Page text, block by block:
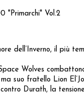
"Primarchi" Vol.2
dell’Inverno, il più
Wolves
suo fratello Lion
Durath, la